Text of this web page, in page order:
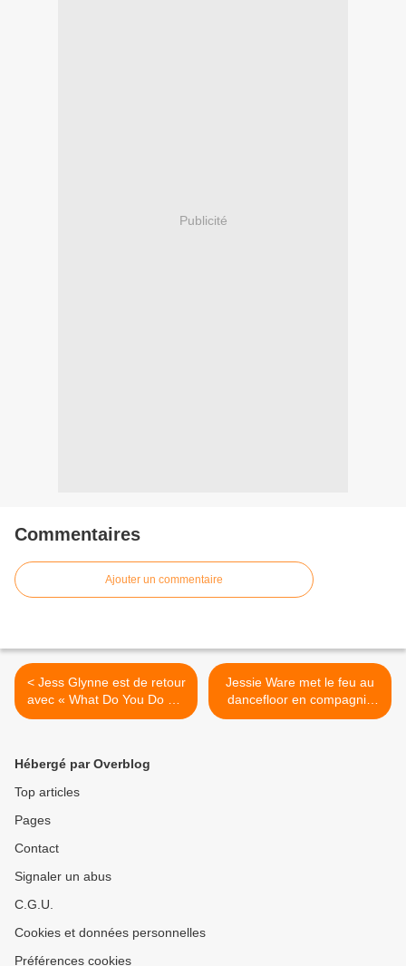
Publicité
Commentaires
Ajouter un commentaire
< Jess Glynne est de retour
avec « What Do You Do ? »
!
Jessie Ware met le feu au
dancefloor en compagnie
de Róisín Murphy ! >
Hébergé par Overblog
Top articles
Pages
Contact
Signaler un abus
C.G.U.
Cookies et données personnelles
Préférences cookies